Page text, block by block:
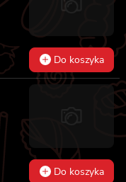
Do koszyka
Do koszyka